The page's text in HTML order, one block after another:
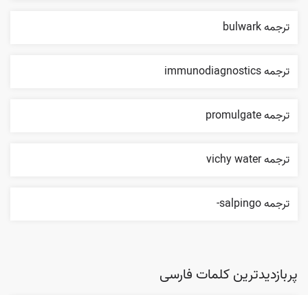
ترجمه bulwark
ترجمه immunodiagnostics
ترجمه promulgate
ترجمه vichy water
ترجمه salpingo-
پربازدیدترین کلمات فارسی